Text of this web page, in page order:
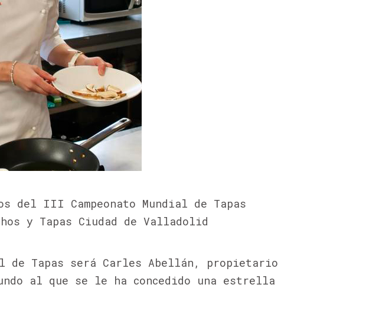
del III Campeonato Mundial de Tapas
y Tapas Ciudad de Valladolid
de Tapas será Carles Abellán, propietario
al que se le ha concedido una estrella